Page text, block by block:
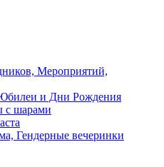
Мероприятий,
и Дни Рождения
с шарами
Гендерные вечеринки